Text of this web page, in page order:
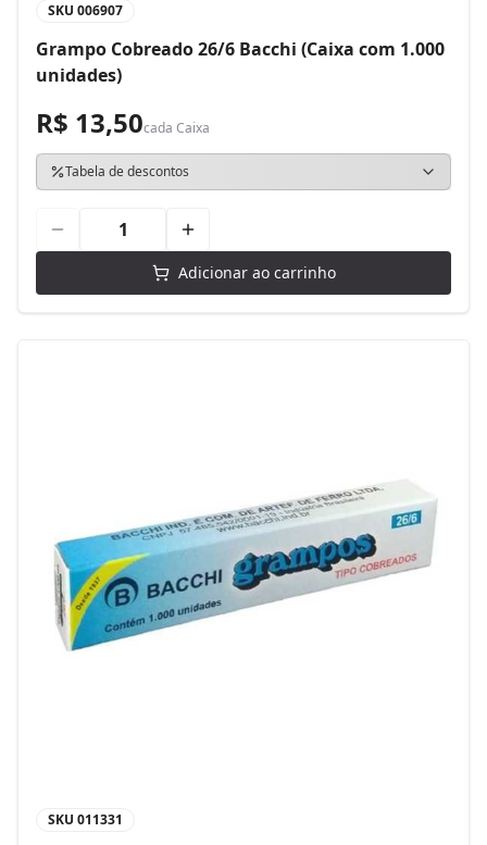
SKU 006907
Grampo Cobreado 26/6 Bacchi (Caixa com 1.000
unidades)
R$ 13,50cada Caixa
Tabela de descontos
Adicionar ao carrinho
SKU 011331